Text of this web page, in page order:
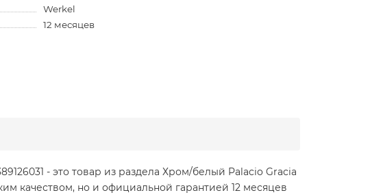
Werkel
12 месяцев
- это товар из раздела Хром/белый Palacio Gracia
качеством, но и официальной гарантией 12 месяцев